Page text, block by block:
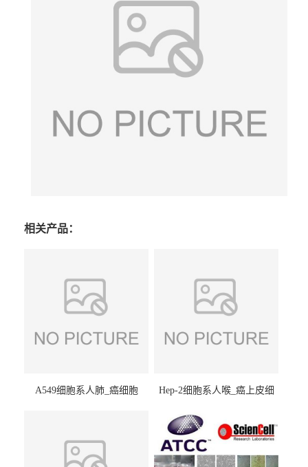
相关产品：
A549细胞系人肺_癌细胞
Hep-2细胞系人喉_癌上皮细